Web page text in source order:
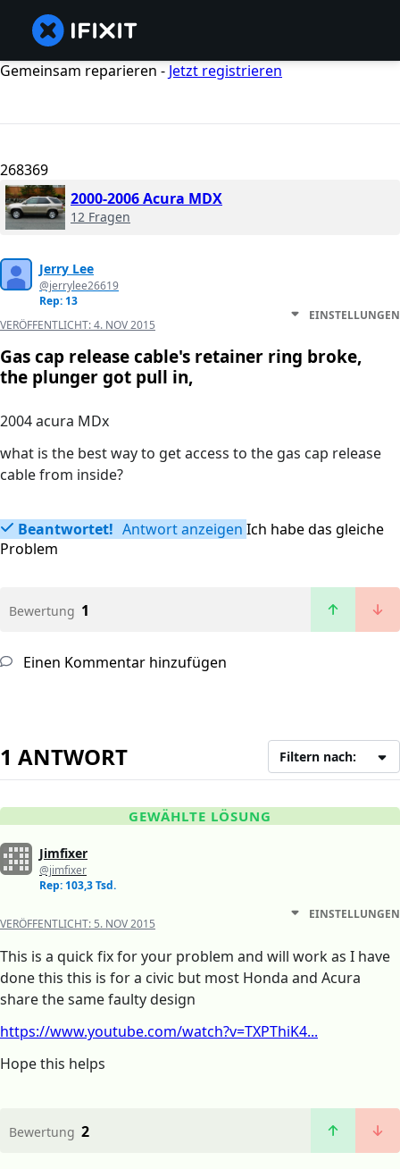
Gemeinsam reparieren - Jetzt registrieren
268369
2000-2006 Acura MDX
12 Fragen
Jerry Lee
@jerrylee26619
Rep: 13
VERÖFFENTLICHT:4. NOV 2015
EINSTELLUNGEN
Gas cap release cable's retainer ring broke,
the plunger got pull in,
2004 acura MDx
what is the best way to get access to the gas cap release
cable from inside?
Beantwortet! Antwort anzeigen Ich habe das gleiche
Problem
Bewertung 1
Einen Kommentar hinzufügen
1 ANTWORT Filtern nach:
GEWÄHLTE LÖSUNG
Jimfixer
@jimfixer
Rep: 103,3 Tsd.
VERÖFFENTLICHT: 5. NOV 2015
EINSTELLUNGEN
This is a quick fix for your problem and will work as I have
done this this is for a civic but most Honda and Acura
share the same faulty design
https://www.youtube.com/watch?v=TXPThiK4...
Hope this helps
Bewertung 2